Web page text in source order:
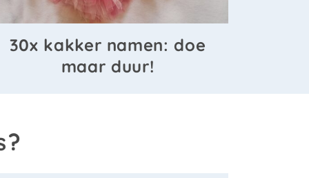
30x kakker namen: doe
maar duur!